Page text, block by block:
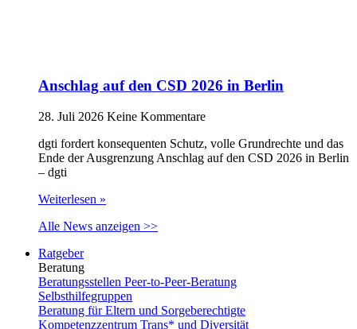
Anschlag auf den CSD 2026 in Berlin
28. Juli 2026 Keine Kommentare
dgti fordert konsequenten Schutz, volle Grundrechte und das
Ende der Ausgrenzung Anschlag auf den CSD 2026 in Berlin
– dgti
Weiterlesen »
Alle News anzeigen >>
Ratgeber
Beratung
Beratungsstellen Peer-to-Peer-Beratung
Selbsthilfegruppen
Beratung für Eltern und Sorgeberechtigte
Kompetenzzentrum Trans* und Diversität